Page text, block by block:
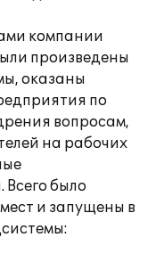
компании
произведены
оказаны
по
вопросам,
на рабочих
Всего было
и запущены в